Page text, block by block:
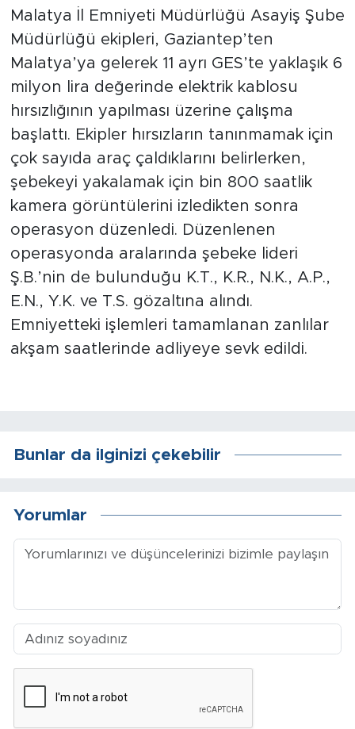
Malatya İl Emniyeti Müdürlüğü Asayiş Şube
Müdürlüğü ekipleri, Gaziantep’ten
Malatya’ya gelerek 11 ayrı GES’te yaklaşık 6
milyon lira değerinde elektrik kablosu
hırsızlığının yapılması üzerine çalışma
başlattı. Ekipler hırsızların tanınmamak için
çok sayıda araç çaldıklarını belirlerken,
şebekeyi yakalamak için bin 800 saatlik
kamera görüntülerini izledikten sonra
operasyon düzenledi. Düzenlenen
operasyonda aralarında şebeke lideri
Ş.B.’nin de bulunduğu K.T., K.R., N.K., A.P.,
E.N., Y.K. ve T.S. gözaltına alındı.
Emniyetteki işlemleri tamamlanan zanlılar
akşam saatlerinde adliyeye sevk edildi.
Bunlar da ilginizi çekebilir
Yorumlar
Akçadağ
Doğanyol
Arapgir
Arguvan
Battalgazi
Darende
Doğanşehir
Kale
Sinema